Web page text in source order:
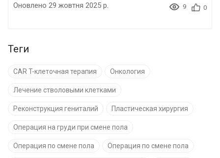
Оновлено 29 жовтня 2025 р. 9 0
Теги
CAR T-клеточная терапия Онкология
Лечение стволовыми клетками
Реконструкция гениталий Пластическая хирургия
Операция на груди при смене пола
Операция по смене пола Операция по смене пола